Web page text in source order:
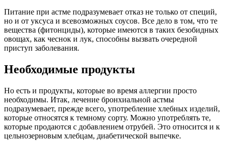
Питание при астме подразумевает отказ не только от специй,
но и от уксуса и всевозможных соусов. Все дело в том, что те
вещества (фитонциды), которые имеются в таких безобидных
овощах, как чеснок и лук, способны вызвать очередной
приступ заболевания.
Необходимые продукты
Но есть и продукты, которые во время аллергии просто
необходимы. Итак, лечение бронхиальной астмы
подразумевает, прежде всего, употребление хлебных изделий,
которые относятся к темному сорту. Можно употреблять те,
которые продаются с добавлением отрубей. Это относится и к
цельнозерновым хлебцам, диабетической выпечке.